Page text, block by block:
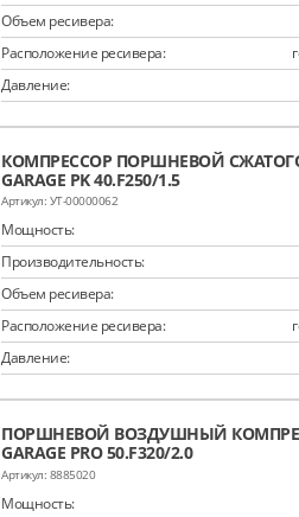
Объем ресивера:
Расположение ресивера:
Давление:
КОМПРЕССОР ПОРШНЕВОЙ
GARAGE PK 40.F250/1.5
УТ-00000062
Мощность:
Производительность:
Объем ресивера:
Расположение ресивера:
Давление:
ПОРШНЕВОЙ ВОЗДУШНЫЙ
GARAGE PRO 50.F320/2.0
8885020
Мощность: